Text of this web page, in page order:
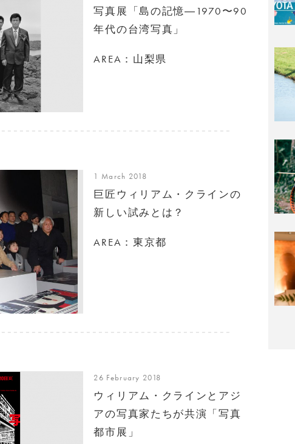
写真展「島の記憶―1970〜90
年代の台湾写真」
AREA：山梨県
1 March 2018
巨匠ウィリアム・クラインの
新しい試みとは？
AREA：東京都
26 February 2018
ウィリアム・クラインとアジ
アの写真家たちが共演「写真
都市展」